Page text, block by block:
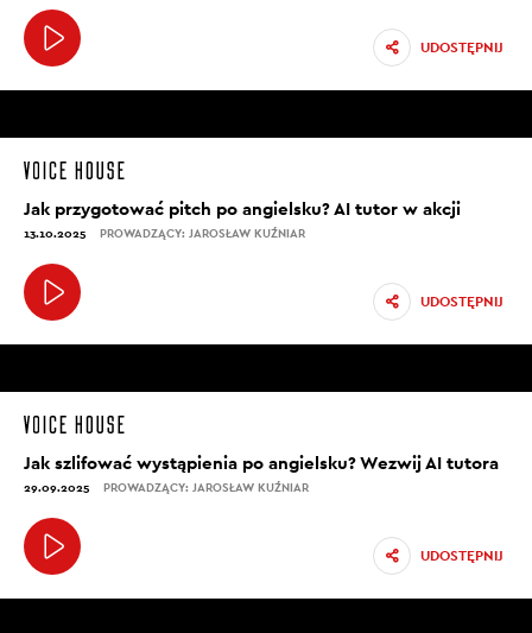
UDOSTĘPNIJ
Jak przygotować pitch po angielsku? AI tutor w akcji
13.10.2025 PROWADZĄCY: JAROSŁAW KUŹNIAR
UDOSTĘPNIJ
Jak szlifować wystąpienia po angielsku? Wezwij AI tutora
29.09.2025 PROWADZĄCY: JAROSŁAW KUŹNIAR
UDOSTĘPNIJ